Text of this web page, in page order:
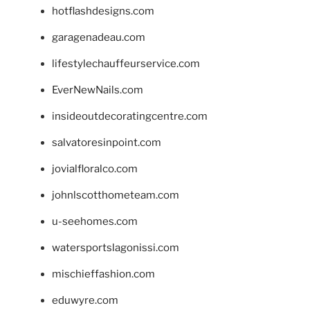
hotflashdesigns.com
garagenadeau.com
lifestylechauffeurservice.com
EverNewNails.com
insideoutdecoratingcentre.com
salvatoresinpoint.com
jovialfloralco.com
johnlscotthometeam.com
u-seehomes.com
watersportslagonissi.com
mischieffashion.com
eduwyre.com